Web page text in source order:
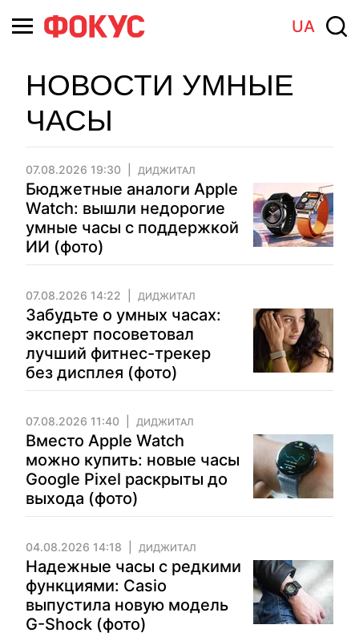
UA
НОВОСТИ УМНЫЕ
ЧАСЫ
07.08.2026 19:30 ДИДЖИТАЛ
Бюджетные аналоги Apple
Watch: вышли недорогие
умные часы с поддержкой
ИИ (фото)
07.08.2026 14:22 ДИДЖИТАЛ
Забудьте о умных часах:
эксперт посоветовал
лучший фитнес-трекер
без дисплея (фото)
07.08.2026 11:40 ДИДЖИТАЛ
Вместо Apple Watch
можно купить: новые часы
Google Pixel раскрыты до
выхода (фото)
04.08.2026 14:18 ДИДЖИТАЛ
Надежные часы с редкими
функциями: Casio
выпустила новую модель
G-Shock (фото)